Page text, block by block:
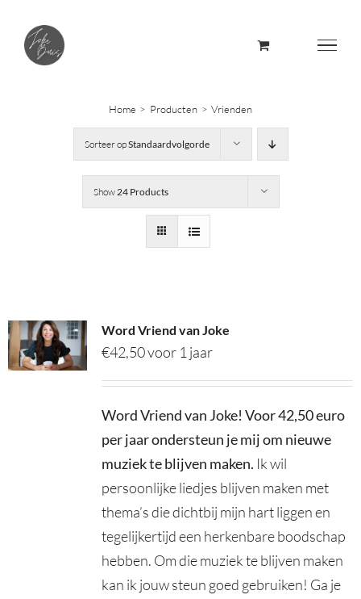
content
Home Producten Vrienden
Sorteer opStandaardvolgorde
Show24 Products
Word Vriend van Joke
€42,50voor 1 jaar
Word Vriend van Joke! Voor 42,50 euro
per jaar ondersteun je mij om nieuwe
muziek te blijven maken. Ik wil
persoonlijke liedjes blijven maken met
thema’s die dichtbij mijn hart liggen en
tegelijkertijd een herkenbare boodschap
hebben. Om die muziek te blijven maken
kan ik jouw steun goed gebruiken! Ga je